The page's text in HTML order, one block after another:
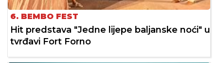
6. BEMBO FEST
Hit predstava "Jedne lijepe baljanske noći" u
tvrđavi Fort Forno